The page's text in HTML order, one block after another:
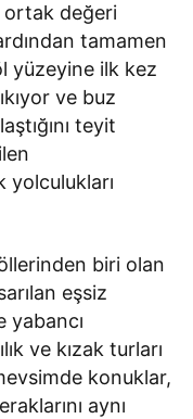
ortak değeri
tamamen
yüzeyine ilk kez
ve buz
teyit
yolculukları
biri olan
eşsiz
yabancı
ve kızak turları
konuklar,
aynı